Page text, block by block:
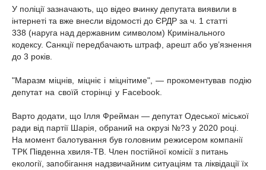
У поліції зазначають, що відео вчинку депутата виявили в
інтернеті та вже внесли відомості до ЄРДР за ч. 1 статті
338 (наруга над державним символом) Кримінального
кодексу. Санкції передбачають штраф, арешт або ув’язнення
до 3 років.
"Маразм міцнів, міцніє і міцнітиме", — прокоментував подію
депутат на своїй сторінці у Facebook.
Варто додати, що Ілля Фрейман — депутат Одеської міської
ради від партії Шарія, обраний на окрузі №?3 у 2020 році.
На момент балотування був головним режисером компанії
ТРК Південна хвиля-ТВ. Член постійної комісії з питань
екології, запобігання надзвичайним ситуаціям та ліквідації їх